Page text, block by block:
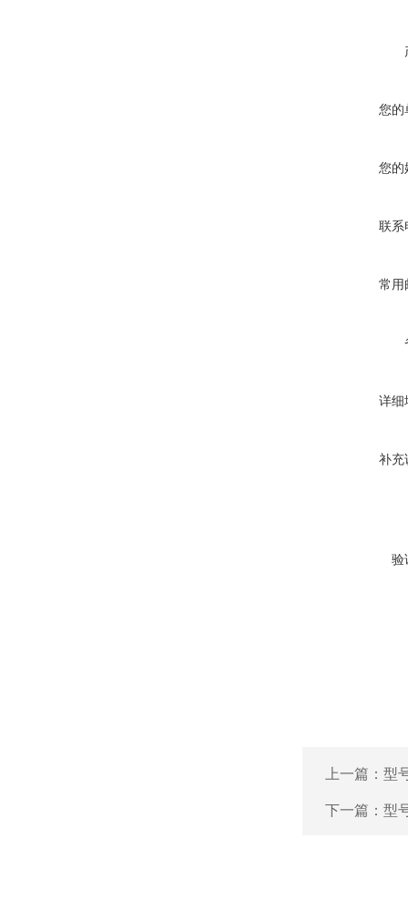
您的
您的
联系
常用
详细
补充
验
上一篇： 型
下一篇： 型